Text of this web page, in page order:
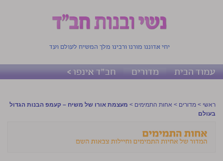
יחי אדוננו מורנו ורבינו מלך המשיח לעולם ועד
עמוד הבית מדורים חב"ד אינפו >
ראשי > מדורים > אחות התמימים > מעצמת אורו של משיח – קעמפ הבנות הגדול
בעולם